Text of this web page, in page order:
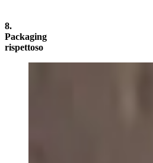
8.
Packaging
rispettoso